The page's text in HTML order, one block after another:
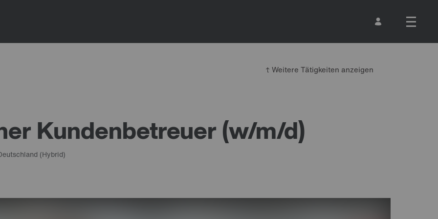
Weitere Tätigkeiten anzeigen
Kundenbetreuer (w/m/d)
(Hybrid)